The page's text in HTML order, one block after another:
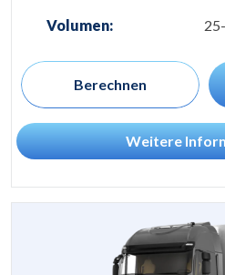
Volumen:
Berechnen
Weitere